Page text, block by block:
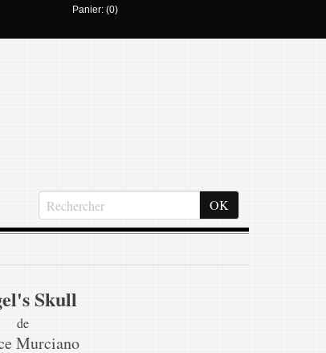
Panier: (0)
Skull
de
Murciano